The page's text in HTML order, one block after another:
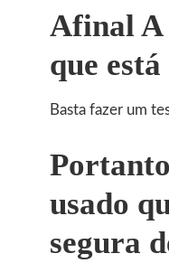
Afinal A
que
Basta fazer um
usado
segura